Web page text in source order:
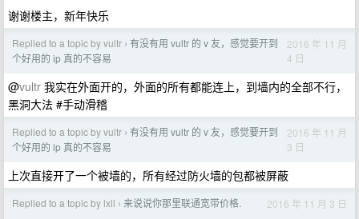
谢谢楼主，新年快乐
Replied to a topic by vultr › 有没有用 vultr 的 v 友，感觉要开到
个好用的 ip 真的不容易
2016 年 11 月
4 日
@vultr 我实在外面开的，外面的所有都能连上，到墙内的全部不行，
黑洞大法 #手动滑稽
Replied to a topic by vultr › 有没有用 vultr 的 v 友，感觉要开到
个好用的 ip 真的不容易
2016 年 11 月
3 日
上次直接开了一个被墙的，所有经过防火墙的包都被屏蔽
Replied to a topic by lxll › 来说说你那里联通宽带价格. 2016 年 11 月 3 日